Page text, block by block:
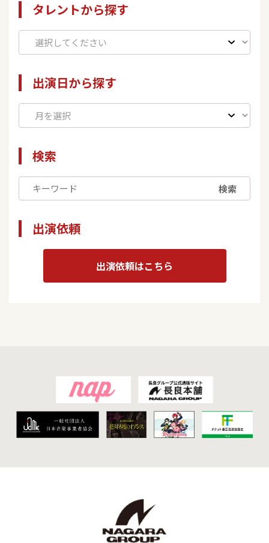
タレントから探す
出演日から探す
検索
検索
出演依頼
出演依頼はこちら